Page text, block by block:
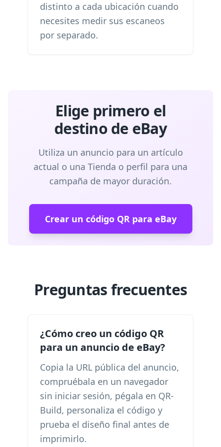
distinto a cada ubicación cuando
necesites medir sus escaneos
por separado.
Elige primero el
destino de eBay
Utiliza un anuncio para un artículo
actual o una Tienda o perfil para una
campaña de mayor duración.
Crear un código QR para eBay
Preguntas frecuentes
¿Cómo creo un código QR
para un anuncio de eBay?
Copia la URL pública del anuncio,
compruébala en un navegador
sin iniciar sesión, pégala en QR-
Build, personaliza el código y
prueba el diseño final antes de
imprimirlo.